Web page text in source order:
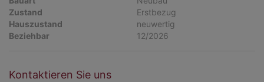
Zustand
Erstbezug
Hauszustand
neuwertig
Beziehbar
12/2026
Kontaktieren Sie uns